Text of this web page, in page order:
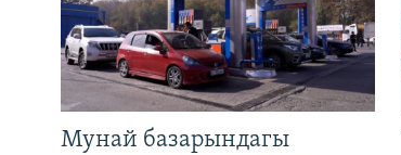
Мунай базарындагы